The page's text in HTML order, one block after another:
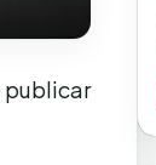
publicar